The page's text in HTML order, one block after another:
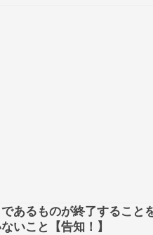
あるものが終了すること
いこと【告知！】